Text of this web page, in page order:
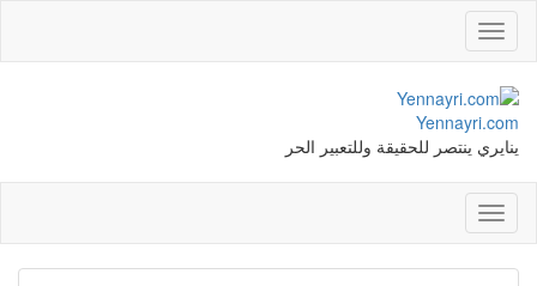
Toggle
navigation
Yennayri.com
ينايري ينتصر للحقيقة وللتعبير الحر
Toggle
navigation